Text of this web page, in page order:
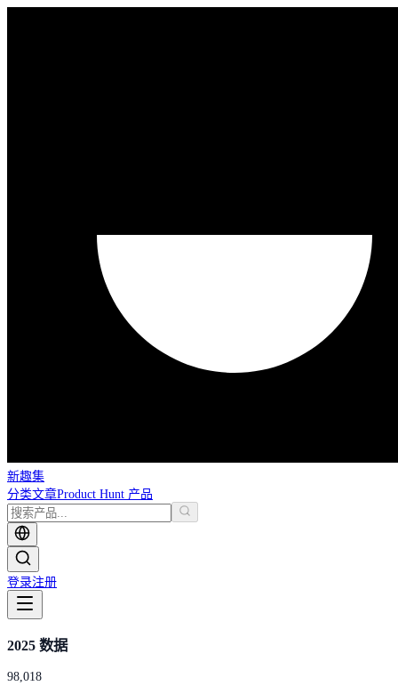
新趣集
分类文章Product Hunt 产品
登录注册
2025 数据
98,018